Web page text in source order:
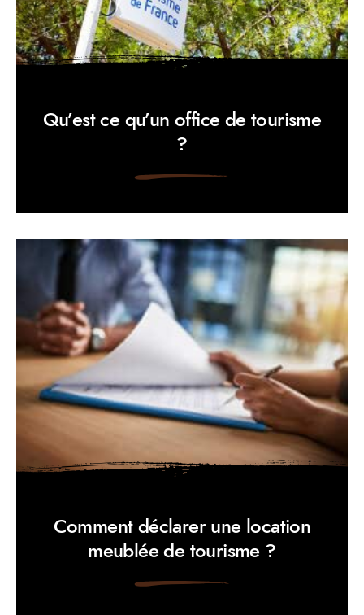
Qu’est ce qu’un office de tourisme
?
Comment déclarer une location
meublée de tourisme ?